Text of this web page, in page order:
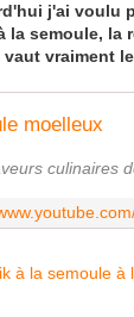
j'ai voulu
la semoule, la
vraiment
moelleux
culinaires